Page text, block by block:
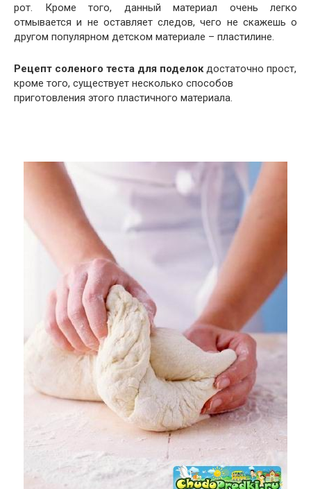
рот. Кроме того, данный материал очень легко
отмывается и не оставляет следов, чего не скажешь о
другом популярном детском материале – пластилине.
Рецепт соленого теста для поделокдостаточно прост,
кроме того, существует несколько способов
приготовления этого пластичного материала.